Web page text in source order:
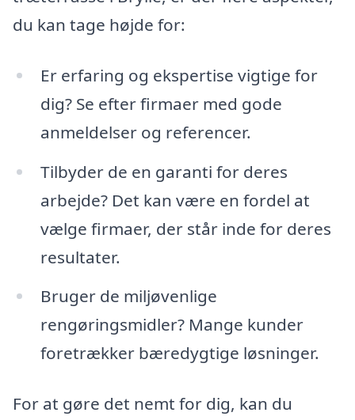
du kan tage højde for:
Er erfaring og ekspertise vigtige for
dig? Se efter firmaer med gode
anmeldelser og referencer.
Tilbyder de en garanti for deres
arbejde? Det kan være en fordel at
vælge firmaer, der står inde for deres
resultater.
Bruger de miljøvenlige
rengøringsmidler? Mange kunder
foretrækker bæredygtige løsninger.
For at gøre det nemt for dig, kan du